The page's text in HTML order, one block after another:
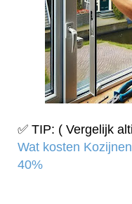
✅ TIP: ( Vergelijk
Wat kosten
40%‎